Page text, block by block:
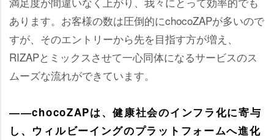
あります。お客様の数は圧倒的にchocoZAPが多いので
すが、そのエントリーから先を目指す方が増え、
RIZAPとミックスさせて一心同体になるサービスのス
ムーズな流れができています。
――chocoZAPは、健康社会のインフラ化に寄与
し、ウィルビーイングのプラットフォームへ進化